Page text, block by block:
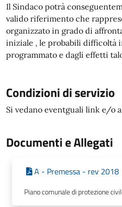
Il Sindaco potrà
valido riferimento che
organizzato in grado di
iniziale , le probabili difficoltà
programmato e dagli effetti
Condizioni di servizio
Si vedano eventguali link e/o
Documenti e Allegati
A - Premessa - rev 2018
Piano comunale di protezione